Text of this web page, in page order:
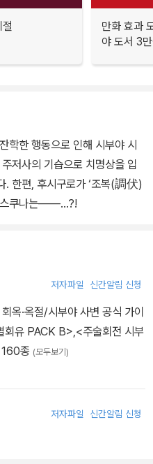
만화 효과
야 도서 3
학한 행동으로 인해 시부야 시
저사의 기습으로 치명상을 입
. 한편, 후시구로가 ‘조복(調伏)
스쿠나는――…?!
저자파일 신간알림 신청
옥·옥절/시부야 사변 공식 가이
회유 PACK B>,<주술회전 시부
종 (모두보기)
저자파일 신간알림 신청